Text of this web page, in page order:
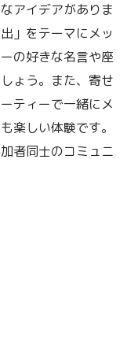
アイデアがありま
」をテーマにメッ
の好きな名言や座
ょう。また、寄せ
ティーで一緒にメ
楽しい体験です。
者同士のコミュニ